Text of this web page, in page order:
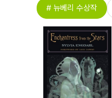
# 뉴베리 수상작